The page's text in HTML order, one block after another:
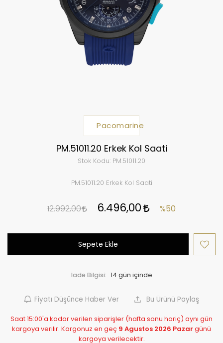
Pacomarine
PM.51011.20 Erkek Kol Saati
Stok Kodu: PM.51011.20
PM.51011.20 Erkek Kol Saati
12.992,00 6.496,00 %50
Sepete Ekle
İade Bilgisi:
Fiyatı Düşünce Haber Ver Bu Ürünü Paylaş
Saat 15:00'a kadar verilen siparişler (hafta sonu hariç) aynı gün
kargoya verilir. Kargonuz en geç 9 Agustos 2026 Pazar günü
kargoya verilecektir.